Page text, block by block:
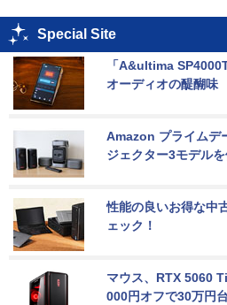
Special Site
「A&ultima
オーディオの醍醐味
Amazon プライムデ
ジェクター3モデル
性能の良いお得な中
ェック！
マウス、RTX 5060
000円オフで30万円台